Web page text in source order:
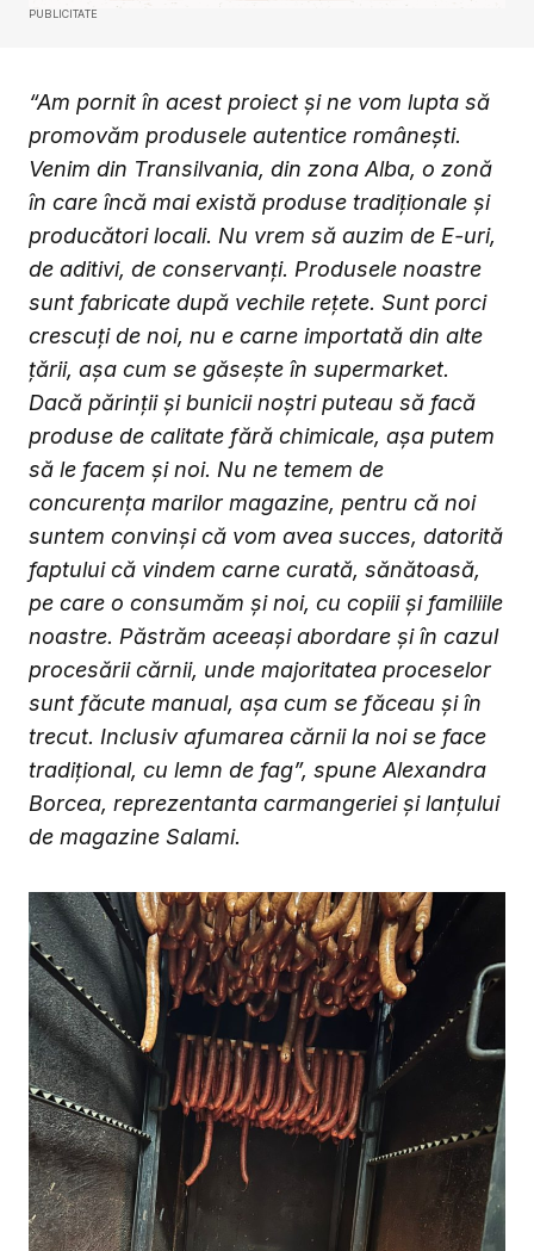
PUBLICITATE
“Am pornit în acest proiect și ne vom lupta să
promovăm produsele autentice românești.
Venim din Transilvania, din zona Alba, o zonă
în care încă mai există produse tradiționale și
producători locali. Nu vrem să auzim de E-uri,
de aditivi, de conservanți. Produsele noastre
sunt fabricate după vechile rețete. Sunt porci
crescuți de noi, nu e carne importată din alte
țării, așa cum se găsește în supermarket.
Dacă părinții și bunicii noștri puteau să facă
produse de calitate fără chimicale, așa putem
să le facem și noi. Nu ne temem de
concurența marilor magazine, pentru că noi
suntem convinși că vom avea succes, datorită
faptului că vindem carne curată, sănătoasă,
pe care o consumăm și noi, cu copiii și familiile
noastre. Păstrăm aceeași abordare și în cazul
procesării cărnii, unde majoritatea proceselor
sunt făcute manual, așa cum se făceau și în
trecut. Inclusiv afumarea cărnii la noi se face
tradițional, cu lemn de fag”, spune Alexandra
Borcea, reprezentanta carmangeriei și lanțului
de magazine Salami.